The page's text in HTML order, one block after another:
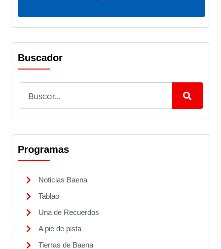
Buscador
Programas
Noticias Baena
Tablao
Una de Recuerdos
A pie de pista
Tierras de Baena